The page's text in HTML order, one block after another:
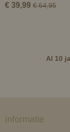
€ 39,99 € 64,95
Al 10
Informatie